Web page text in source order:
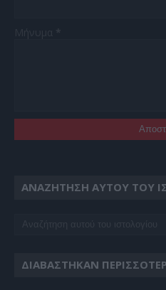
ΑΝΑΖΉΤΗΣΗ ΑΥΤΟΎ ΤΟΥ
ΔΙΑΒΆΣΤΗΚΑΝ